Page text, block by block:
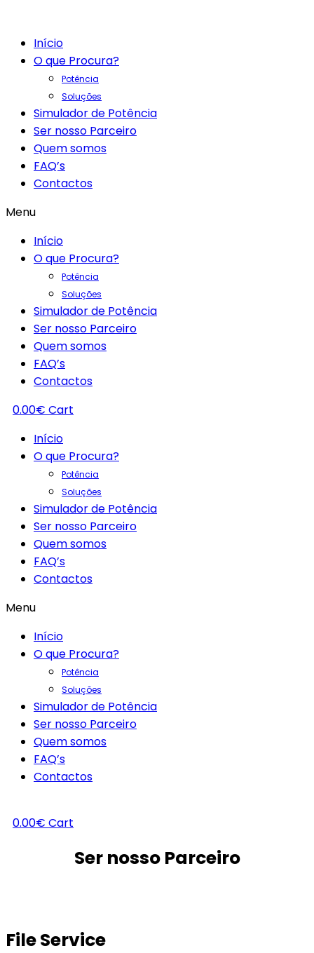
Início
O que Procura?
Potência
Soluções
Simulador de Potência
Ser nosso Parceiro
Quem somos
FAQ’s
Contactos
Menu
Início
O que Procura?
Potência
Soluções
Simulador de Potência
Ser nosso Parceiro
Quem somos
FAQ’s
Contactos
0.00€ Cart
Início
O que Procura?
Potência
Soluções
Simulador de Potência
Ser nosso Parceiro
Quem somos
FAQ’s
Contactos
Menu
Início
O que Procura?
Potência
Soluções
Simulador de Potência
Ser nosso Parceiro
Quem somos
FAQ’s
Contactos
0.00€ Cart
Ser nosso Parceiro
File Service